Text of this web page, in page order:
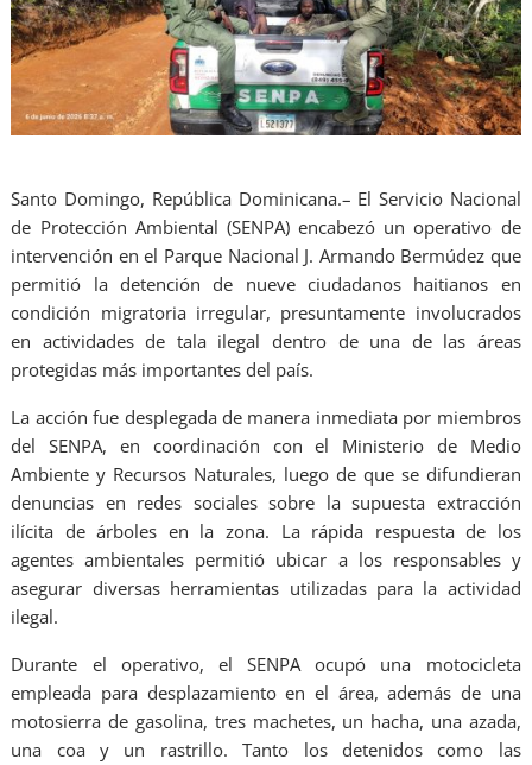
Santo Domingo, República Dominicana.– El Servicio Nacional
de Protección Ambiental (SENPA) encabezó un operativo de
intervención en el Parque Nacional J. Armando Bermúdez que
permitió la detención de nueve ciudadanos haitianos en
condición migratoria irregular, presuntamente involucrados
en actividades de tala ilegal dentro de una de las áreas
protegidas más importantes del país.
La acción fue desplegada de manera inmediata por miembros
del SENPA, en coordinación con el Ministerio de Medio
Ambiente y Recursos Naturales, luego de que se difundieran
denuncias en redes sociales sobre la supuesta extracción
ilícita de árboles en la zona. La rápida respuesta de los
agentes ambientales permitió ubicar a los responsables y
asegurar diversas herramientas utilizadas para la actividad
ilegal.
Durante el operativo, el SENPA ocupó una motocicleta
empleada para desplazamiento en el área, además de una
motosierra de gasolina, tres machetes, un hacha, una azada,
una coa y un rastrillo. Tanto los detenidos como las